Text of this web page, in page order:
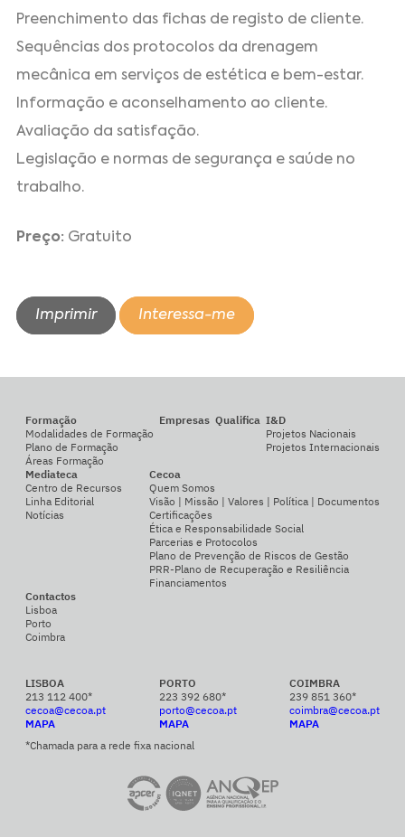
Preenchimento das fichas de registo de cliente.
Sequências dos protocolos da drenagem
mecânica em serviços de estética e bem-estar.
Informação e aconselhamento ao cliente.
Avaliação da satisfação.
Legislação e normas de segurança e saúde no
trabalho.
Preço: Gratuito
Imprimir Interessa-me
Formação
Modalidades de Formação
Plano de Formação
Áreas Formação
Empresas Qualifica I&D
Projetos Nacionais
Projetos Internacionais
Mediateca
Centro de Recursos
Linha Editorial
Notícias
Cecoa
Quem Somos
Visão | Missão | Valores | Política | Documentos
Certificações
Ética e Responsabilidade Social
Parcerias e Protocolos
Plano de Prevenção de Riscos de Gestão
PRR-Plano de Recuperação e Resiliência
Financiamentos
Contactos
Lisboa
Porto
Coimbra
LISBOA
213 112 400*
cecoa@cecoa.pt
MAPA
PORTO
223 392 680*
porto@cecoa.pt
MAPA
COIMBRA
239 851 360*
coimbra@cecoa.pt
MAPA
*Chamada para a rede fixa nacional